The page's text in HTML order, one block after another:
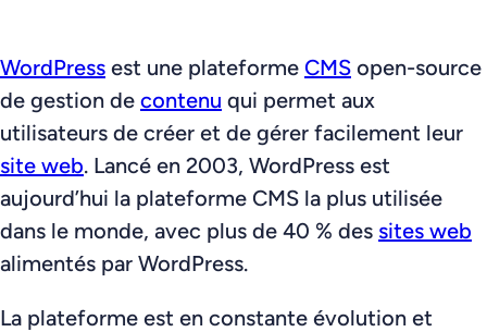
WordPress est une plateforme CMS open-source
de gestion de contenu qui permet aux
utilisateurs de créer et de gérer facilement leur
site web. Lancé en 2003, WordPress est
aujourd’hui la plateforme CMS la plus utilisée
dans le monde, avec plus de 40 % des sites web
alimentés par WordPress.
La plateforme est en constante évolution et